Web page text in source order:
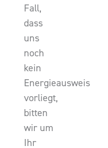
Fall,
dass
uns
noch
kein
Energieausweis
vorliegt,
bitten
wir um
Ihr